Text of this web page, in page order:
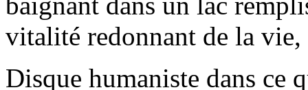
vitalité redonnant de la vie,
Disque humaniste dans ce